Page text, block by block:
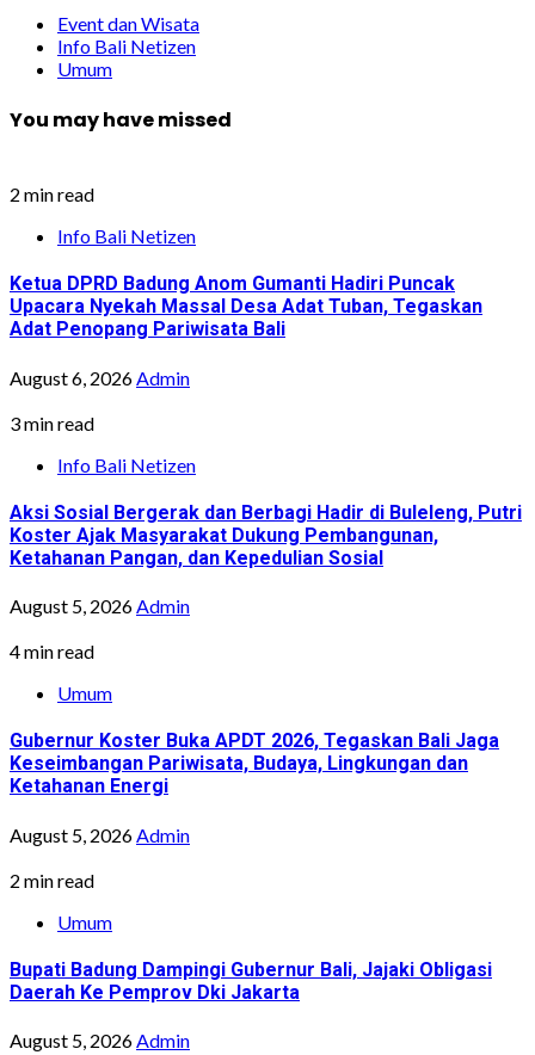
Event dan Wisata
Info Bali Netizen
Umum
You may have missed
2 min read
Info Bali Netizen
Ketua DPRD Badung Anom Gumanti Hadiri Puncak
Upacara Nyekah Massal Desa Adat Tuban, Tegaskan
Adat Penopang Pariwisata Bali
August 6, 2026 Admin
3 min read
Info Bali Netizen
Aksi Sosial Bergerak dan Berbagi Hadir di Buleleng, Putri
Koster Ajak Masyarakat Dukung Pembangunan,
Ketahanan Pangan, dan Kepedulian Sosial
August 5, 2026Admin
4 min read
Umum
Gubernur Koster Buka APDT 2026, Tegaskan Bali Jaga
Keseimbangan Pariwisata, Budaya, Lingkungan dan
Ketahanan Energi
August 5, 2026 Admin
2 min read
Umum
Bupati Badung Dampingi Gubernur Bali, Jajaki Obligasi
Daerah Ke Pemprov Dki Jakarta
August 5, 2026Admin